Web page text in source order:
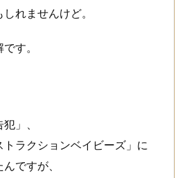
れませんけど。
す。
」、
ラクションベイビーズ」に
ですが、